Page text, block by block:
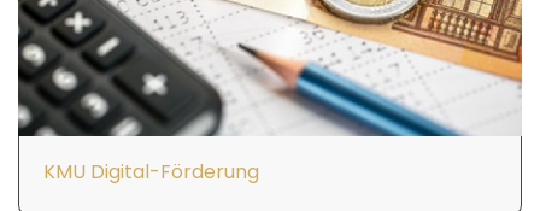
KMU Digital-Förderung